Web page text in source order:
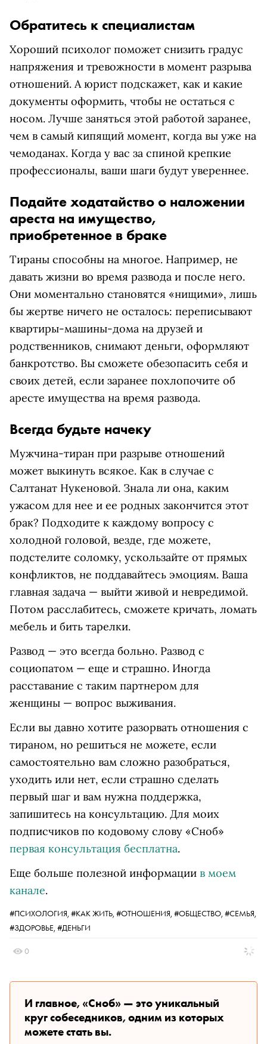
Обратитесь к специалистам
Хороший психолог поможет снизить градус
напряжения и тревожности в момент разрыва
отношений. А юрист подскажет, как и какие
документы оформить, чтобы не остаться с
носом. Лучше заняться этой работой заранее,
чем в самый кипящий момент, когда вы уже на
чемоданах. Когда у вас за спиной крепкие
профессионалы, ваши шаги будут увереннее.
Подайте ходатайство о наложении
ареста на имущество,
приобретенное в браке
Тираны способны на многое. Например, не
давать жизни во время развода и после него.
Они моментально становятся «нищими», лишь
бы жертве ничего не осталось: переписывают
квартиры-машины-дома на друзей и
родственников, снимают деньги, оформляют
банкротство. Вы сможете обезопасить себя и
своих детей, если заранее похлопочите об
аресте имущества на время развода.
Всегда будьте начеку
Мужчина-тиран при разрыве отношений
может выкинуть всякое. Как в случае с
Салтанат Нукеновой. Знала ли она, каким
ужасом для нее и ее родных закончится этот
брак? Подходите к каждому вопросу с
холодной головой, везде, где можете,
подстелите соломку, ускользайте от прямых
конфликтов, не поддавайтесь эмоциям. Ваша
главная задача — выйти живой и невредимой.
Потом расслабитесь, сможете кричать, ломать
мебель и бить тарелки.
Развод — это всегда больно. Развод с
социопатом — еще и страшно. Иногда
расставание с таким партнером для
женщины — вопрос выживания.
Если вы давно хотите разорвать отношения с
тираном, но решиться не можете, если
самостоятельно вам сложно разобраться,
уходить или нет, если страшно сделать
первый шаг и вам нужна поддержка,
запишитесь на консультацию. Для моих
подписчиков по кодовому слову «Сноб»
первая консультация бесплатна.
Еще больше полезной информации в моем
канале.
#ПСИХОЛОГИЯ, #КАК ЖИТЬ, #ОТНОШЕНИЯ, #ОБЩЕСТВО, #СЕМЬЯ,
#ЗДОРОВЬЕ, #ДЕНЬГИ
0
И главное, «Сноб» — это уникальный
круг собеседников, одним из которых
можете стать вы.